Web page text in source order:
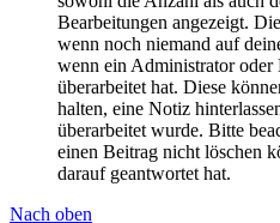
Bearbeitungen angezeigt.
wenn noch niemand auf
wenn ein Administrator oder
überarbeitet hat. Diese
halten, eine Notiz
überarbeitet wurde. Bitte
einen Beitrag nicht löschen
darauf geantwortet hat.
Nach oben